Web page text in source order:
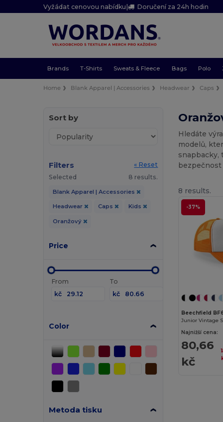
Vyžádat cenovou nabídku| Doručení za 24h hodin
Brands T-Shirts Sweats & Fleece Bags Polo
Home Blank Apparel | Accessories Headwear Caps
Sort by
Filters
« Reset
Selected
8 results.
Blank Apparel | Accessories
Headwear Caps Kids
Oranžový
Price
From
kč
To
kč
Color
Metoda tisku
Hledáte
modelů,
snapbacky,
bezpečnost
8 results.
-37%
Beechfield
Junior Vintage
Najnižší cena:
80,66
kč